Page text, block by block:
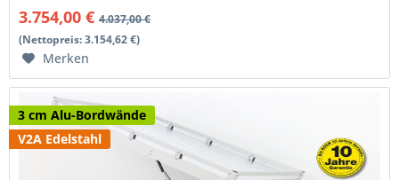
3.754,00 € 4.037,00 €
(Nettopreis: 3.154,62 €)
Merken
3 cm Alu-Bordwände
V2A Edelstahl